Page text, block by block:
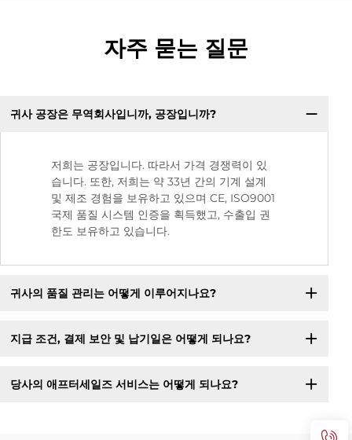
자주 묻는 질문
귀사 공장은 무역회사입니까, 공장입니까?
저희는 공장입니다. 따라서 가격 경쟁력이 있
습니다. 또한, 저희는 약 33년 간의 기계 설계
및 제조 경험을 보유하고 있으며 CE, ISO9001
국제 품질 시스템 인증을 획득했고, 수출입 권
한도 보유하고 있습니다.
귀사의 품질 관리는 어떻게 이루어지나요?
지급 조건, 결제 보안 및 납기일은 어떻게 되나요?
당사의 애프터세일즈 서비스는 어떻게 되나요?